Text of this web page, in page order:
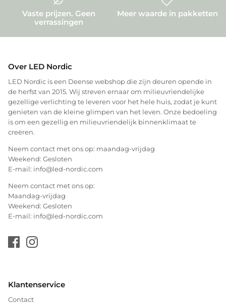
Vaste prijzen. Geen
verrassingen
Meer waarde in pakketten
Over LED Nordic
LED Nordic is een Deense webshop die zijn deuren opende in
de herfst van 2015. Wij streven ernaar om milieuvriendelijke
gezellige verlichting te leveren voor het hele huis, zodat je kunt
genieten van de kleine glimpen van het leven. Onze bedoeling
is om een gezellig en milieuvriendelijk binnenklimaat te
creëren.
Neem contact met ons op: maandag-vrijdag
Weekend: Gesloten
E-mail: info@led-nordic.com
Neem contact met ons op:
Maandag-vrijdag
Weekend: Gesloten
E-mail: info@led-nordic.com
Klantenservice
Contact